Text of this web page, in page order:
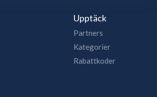
Upptäck
Partners
Kategorier
Rabattkoder